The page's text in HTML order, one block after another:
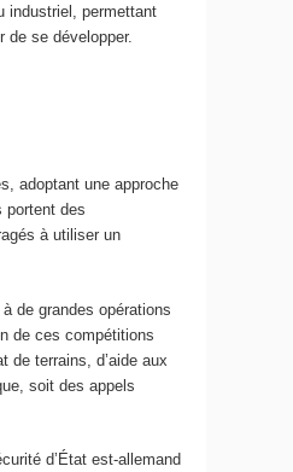
industriel, permettant
se développer.
adoptant une approche
portent des
à utiliser un
de grandes opérations
de ces compétitions
de terrains, d’aide aux
soit des appels
d’État est-allemand